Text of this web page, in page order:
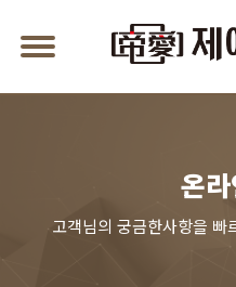
온
고객님의 궁금한사항을 빠